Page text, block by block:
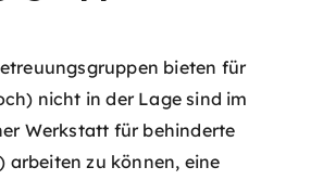
bieten für
nicht in der Lage sind im
Werkstatt für behinderte
arbeiten zu können, eine